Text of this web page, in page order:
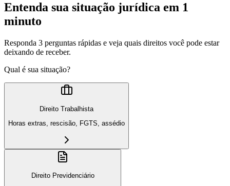
Entenda sua situação jurídica em 1
minuto
Responda 3 perguntas rápidas e veja quais direitos você pode estar
deixando de receber.
Qual é sua situação?
Direito Trabalhista
Horas extras, rescisão, FGTS, assédio
Direito Previdenciário